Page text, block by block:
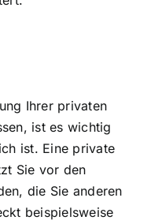
Ihrer privaten
ist es wichtig
ist. Eine private
Sie vor den
die Sie anderen
beispielsweise